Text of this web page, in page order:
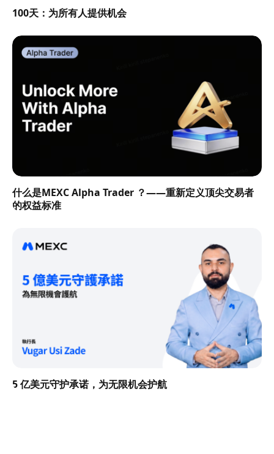
100天：为所有人提供机会
什么是MEXC Alpha Trader ？——重新定义顶尖交易者
的权益标准
5 亿美元守护承诺，为无限机会护航